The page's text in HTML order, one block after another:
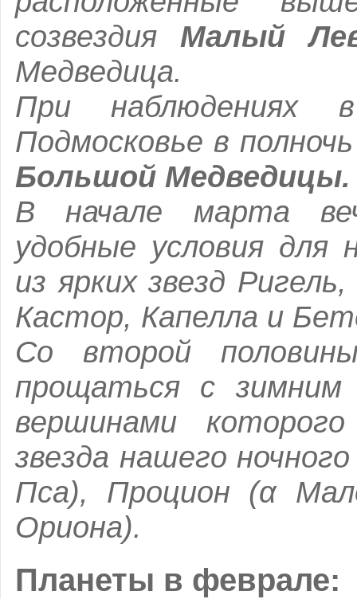
созвездия Малый
Медведица.
При наблюдениях
Подмосковье в
Большой Медведицы.
В начале марта
удобные условия для
из ярких звезд
Кастор, Капелла и
Со второй
прощаться с зимним
вершинами
звезда нашего
Пса), Процион (α
Ориона).
Планеты в феврале: